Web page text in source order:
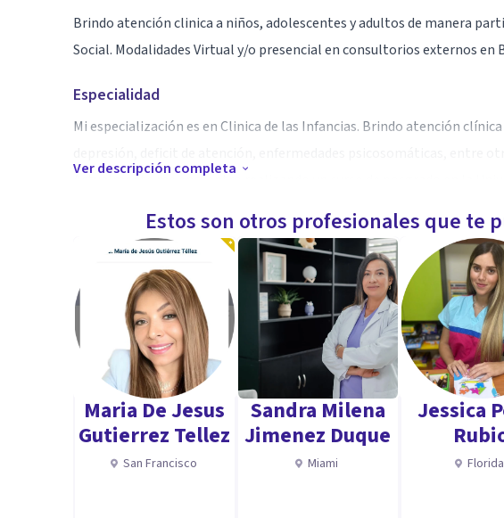
Brindo atención clinica a niños, adolescentes y adultos de manera
Social. Modalidades Virtual y/o presencial en consultorios externos en
Especialidad
Mi especialización es en Clinica de las Infancias. Brindo atención
Actualmente me encuentro realizando un curso de posgrado en la
Clínica: Niños, adolescentes y adultos.
Ver descripción completa
Estos son otros profesionales que te
Maria De Jesus
Gutierrez Tellez
San Francisco
Sandra Milena
Jimenez Duque
Miami
Jessica
Florida